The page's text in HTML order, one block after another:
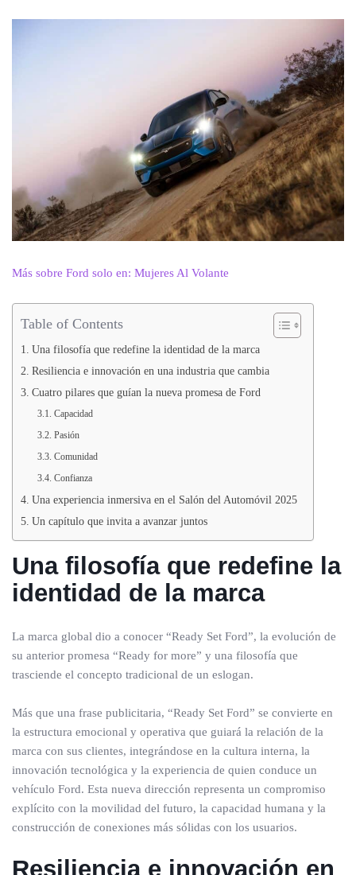
Más sobre Ford solo en: Mujeres Al Volante
Table of Contents
Una filosofía que redefine la identidad de la marca
Resiliencia e innovación en una industria que cambia
Cuatro pilares que guían la nueva promesa de Ford
Capacidad
Pasión
Comunidad
Confianza
Una experiencia inmersiva en el Salón del Automóvil 2025
Un capítulo que invita a avanzar juntos
Una filosofía que redefine la
identidad de la marca
La marca global dio a conocer “Ready Set Ford”, la evolución de
su anterior promesa “Ready for more” y una filosofía que
trasciende el concepto tradicional de un eslogan.
Más que una frase publicitaria, “Ready Set Ford” se convierte en
la estructura emocional y operativa que guiará la relación de la
marca con sus clientes, integrándose en la cultura interna, la
innovación tecnológica y la experiencia de quien conduce un
vehículo Ford. Esta nueva dirección representa un compromiso
explícito con la movilidad del futuro, la capacidad humana y la
construcción de conexiones más sólidas con los usuarios.
Resiliencia e innovación en